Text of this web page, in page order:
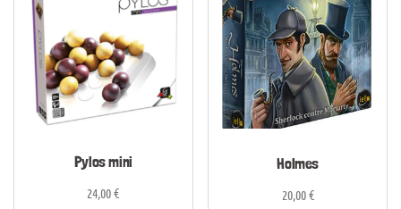
Pylos mini
24,00€
Holmes
20,00€